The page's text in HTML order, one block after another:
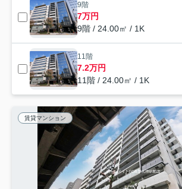
9階
7万円
9階 / 24.00㎡ / 1K
11階
7.2万円
11階 / 24.00㎡ / 1K
賃貸マンション